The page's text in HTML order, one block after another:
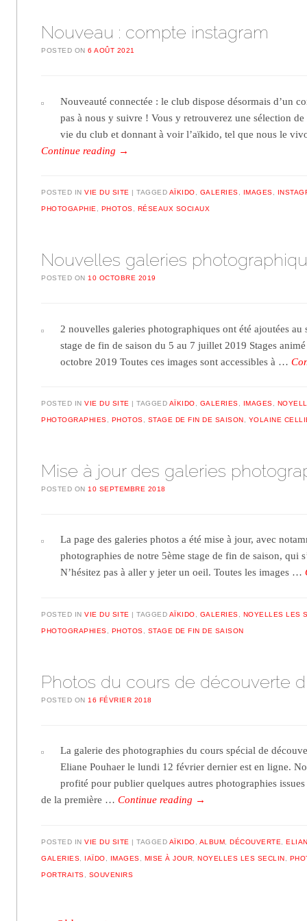
Nouveau : compte instagram
POSTED ON6 AOÛT 2021
Nouveauté connectée : le club dispose désormais d’un
pas à nous y suivre ! Vous y retrouverez une sélection
vie du club et donnant à voir l’aïkido, tel que nous le
Continue reading →
POSTED INVIE DU SITE TAGGED AÏKIDO GALERIES IMAGES
PHOTOGAPHIE PHOTOS RÉSEAUX SOCIAUX
Nouvelles galeries
POSTED ON10 OCTOBRE 2019
2 nouvelles galeries photographiques ont été ajoutées
stage de fin de saison du 5 au 7 juillet 2019 Stages
octobre 2019 Toutes ces images sont accessibles à …
POSTED INVIE DU SITE TAGGED AÏKIDO GALERIES IMAGES
PHOTOGRAPHIES PHOTOS STAGE DE FIN DE SAISON YOLAINE
Mise à jour des galeries
POSTED ON10 SEPTEMBRE 2018
La page des galeries photos a été mise à jour, avec
photographies de notre 5ème stage de fin de saison, qui
N’hésitez pas à aller y jeter un oeil. Toutes les images …
POSTED INVIE DU SITE TAGGED AÏKIDO GALERIES NOYELLES LES
PHOTOGRAPHIES PHOTOS STAGE DE FIN DE SAISON
Photos du cours de découverte
POSTED ON 16 FÉVRIER 2018
La galerie des photographies du cours spécial de
Eliane Pouhaer le lundi 12 février dernier est en ligne.
profité pour publier quelques autres photographies
de la première …Continue reading →
POSTED INVIE DU SITE TAGGED AÏKIDO ALBUM ,DÉCOUVERTE ,
GALERIES IAÏDO IMAGES MISE À JOUR ,NOYELLES LES SECLIN
PORTRAITS SOUVENIRS